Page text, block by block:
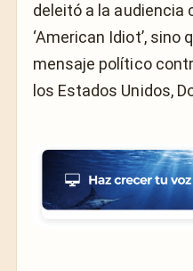
deleitó a la audiencia
‘American Idiot’, sino
mensaje político
los Estados Unidos,